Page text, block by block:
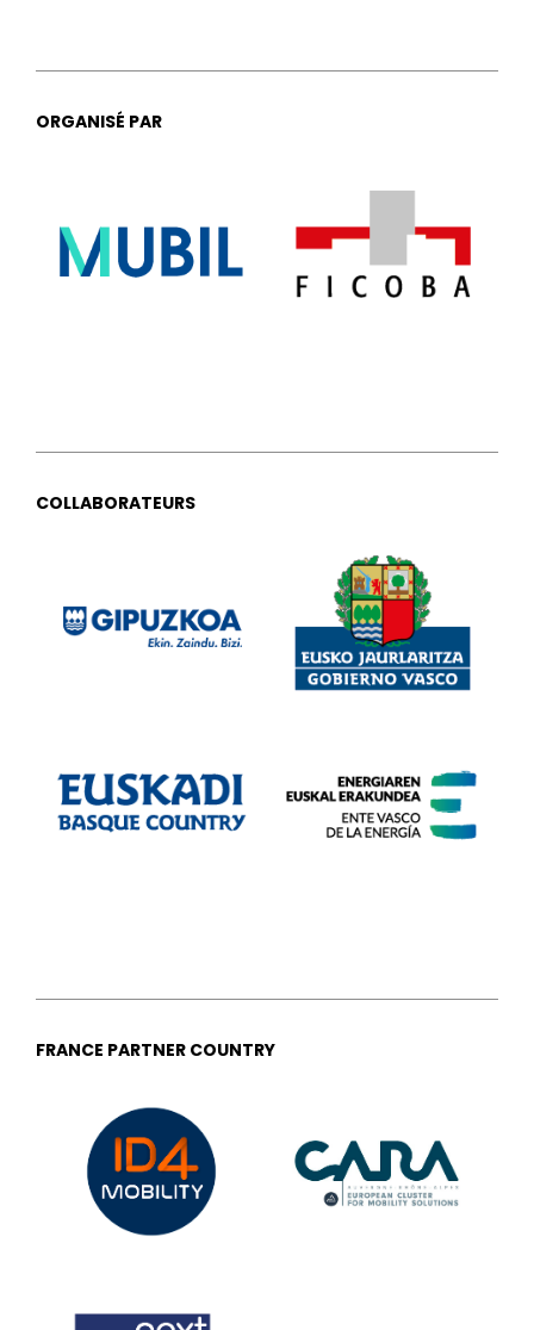
ORGANISÉ PAR
COLLABORATEURS
FRANCE PARTNER COUNTRY